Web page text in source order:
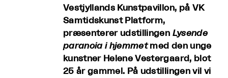
Vestjyllands Kunstpavillon, på VK
Samtidskunst Platform,
præsenterer udstillingen Lysende
paranoia i hjemmetmed den unge
kunstner Helene Vestergaard, blot
25 år gammel. På udstillingen vil vi